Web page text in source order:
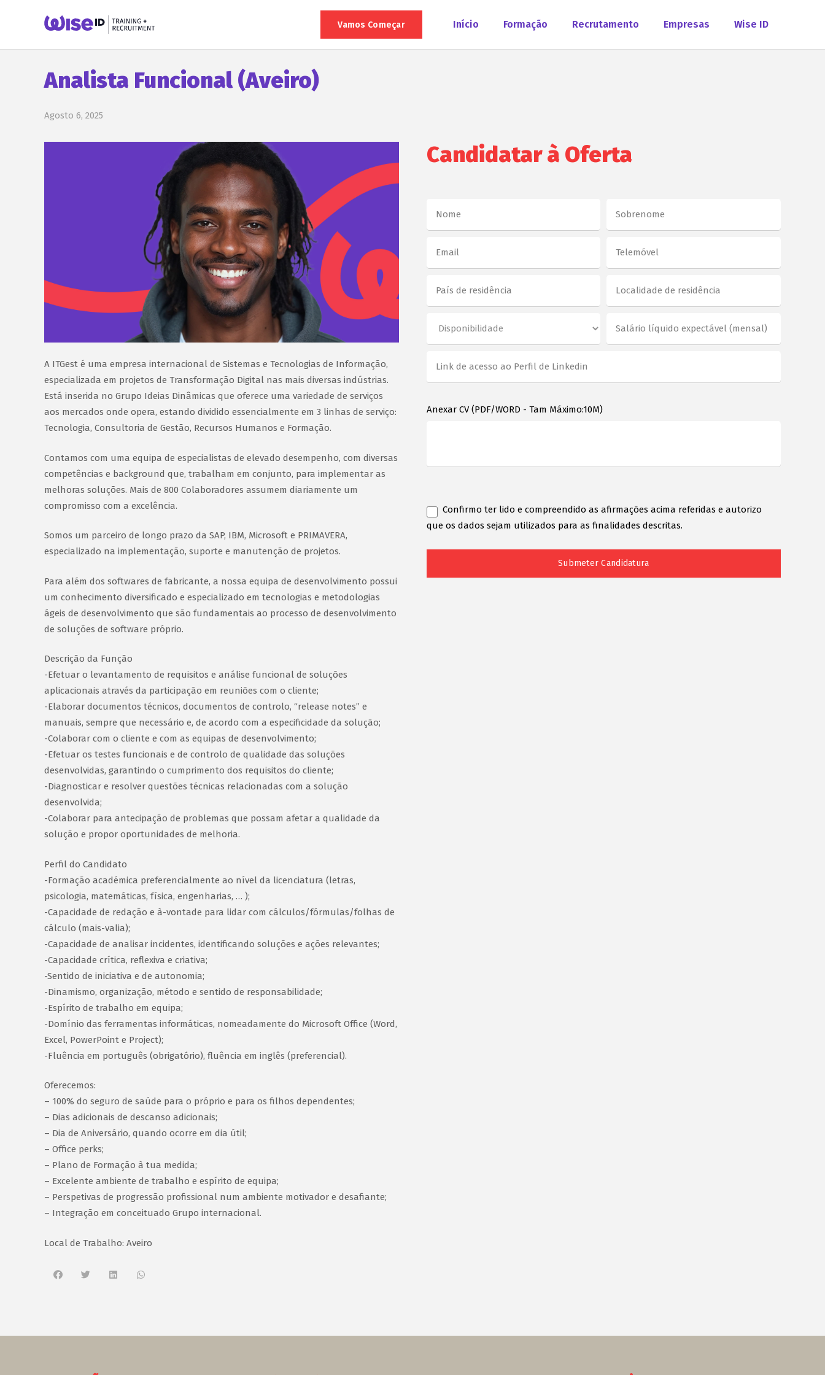
Vamos Começar Início Formação Recrutamento Empresas Wise ID
Analista Funcional (Aveiro)
Agosto 6, 2025
A ITGest é uma empresa internacional de Sistemas e Tecnologias de Informação,
especializada em projetos de Transformação Digital nas mais diversas indústrias.
Está inserida no Grupo Ideias Dinâmicas que oferece uma variedade de serviços
aos mercados onde opera, estando dividido essencialmente em 3 linhas de serviço:
Tecnologia, Consultoria de Gestão, Recursos Humanos e Formação.
Contamos com uma equipa de especialistas de elevado desempenho, com diversas
competências e background que, trabalham em conjunto, para implementar as
melhoras soluções. Mais de 800 Colaboradores assumem diariamente um
compromisso com a excelência.
Somos um parceiro de longo prazo da SAP, IBM, Microsoft e PRIMAVERA,
especializado na implementação, suporte e manutenção de projetos.
Para além dos softwares de fabricante, a nossa equipa de desenvolvimento possui
um conhecimento diversificado e especializado em tecnologias e metodologias
ágeis de desenvolvimento que são fundamentais ao processo de desenvolvimento
de soluções de software próprio.
Descrição da Função
-Efetuar o levantamento de requisitos e análise funcional de soluções
aplicacionais através da participação em reuniões com o cliente;
-Elaborar documentos técnicos, documentos de controlo, “release notes” e
manuais, sempre que necessário e, de acordo com a especificidade da solução;
-Colaborar com o cliente e com as equipas de desenvolvimento;
-Efetuar os testes funcionais e de controlo de qualidade das soluções
desenvolvidas, garantindo o cumprimento dos requisitos do cliente;
-Diagnosticar e resolver questões técnicas relacionadas com a solução
desenvolvida;
-Colaborar para antecipação de problemas que possam afetar a qualidade da
solução e propor oportunidades de melhoria.
Perfil do Candidato
-Formação académica preferencialmente ao nível da licenciatura (letras,
psicologia, matemáticas, física, engenharias, … );
-Capacidade de redação e à-vontade para lidar com cálculos/fórmulas/folhas de
cálculo (mais-valia);
-Capacidade de analisar incidentes, identificando soluções e ações relevantes;
-Capacidade crítica, reflexiva e criativa;
-Sentido de iniciativa e de autonomia;
-Dinamismo, organização, método e sentido de responsabilidade;
-Espírito de trabalho em equipa;
-Domínio das ferramentas informáticas, nomeadamente do Microsoft Office (Word,
Excel, PowerPoint e Project);
-Fluência em português (obrigatório), fluência em inglês (preferencial).
Oferecemos:
– 100% do seguro de saúde para o próprio e para os filhos dependentes;
– Dias adicionais de descanso adicionais;
– Dia de Aniversário, quando ocorre em dia útil;
– Office perks;
– Plano de Formação à tua medida;
– Excelente ambiente de trabalho e espírito de equipa;
– Perspetivas de progressão profissional num ambiente motivador e desafiante;
– Integração em conceituado Grupo internacional.
Local de Trabalho: Aveiro
Candidatar à Oferta
Anexar CV (PDF/WORD - Tam Máximo:10M)
Confirmo ter lido e compreendido as afirmações acima referidas e autorizo
que os dados sejam utilizados para as finalidades descritas.